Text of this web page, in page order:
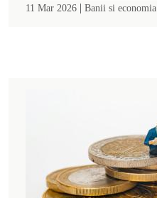
11 Mar 2026 | Banii si economia